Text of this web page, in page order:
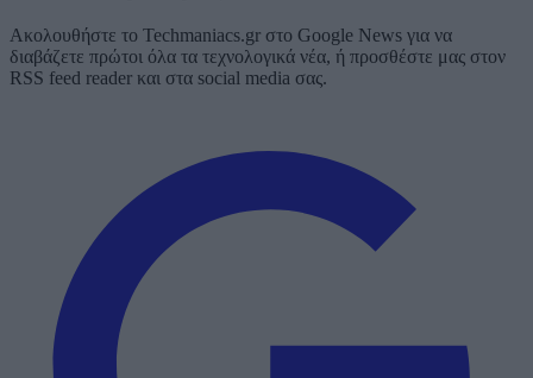
Ακολουθήστε το Techmaniacs.gr στο Google News για να
διαβάζετε πρώτοι όλα τα τεχνολογικά νέα, ή προσθέστε μας στον
RSS feed reader και στα social media σας.